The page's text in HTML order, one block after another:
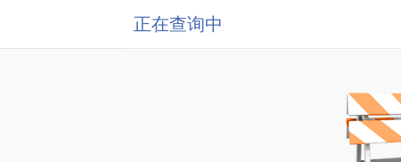
正在查询中